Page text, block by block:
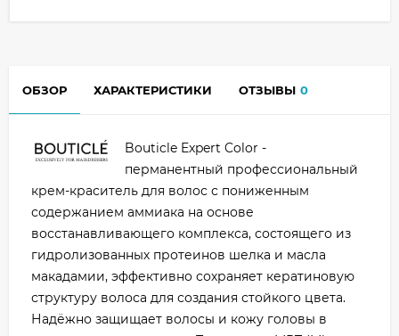
ОБЗОР ХАРАКТЕРИСТИКИ ОТЗЫВЫ 0
Bouticle Expert Color -
перманентный профессиональный
крем-краситель для волос с пониженным
содержанием аммиака на основе
восстанавливающего комплекса, состоящего из
гидролизованных протеинов шелка и масла
макадамии, эффективно сохраняет кератиновую
структуру волоса для создания стойкого цвета.
Надёжно защищает волосы и кожу головы в